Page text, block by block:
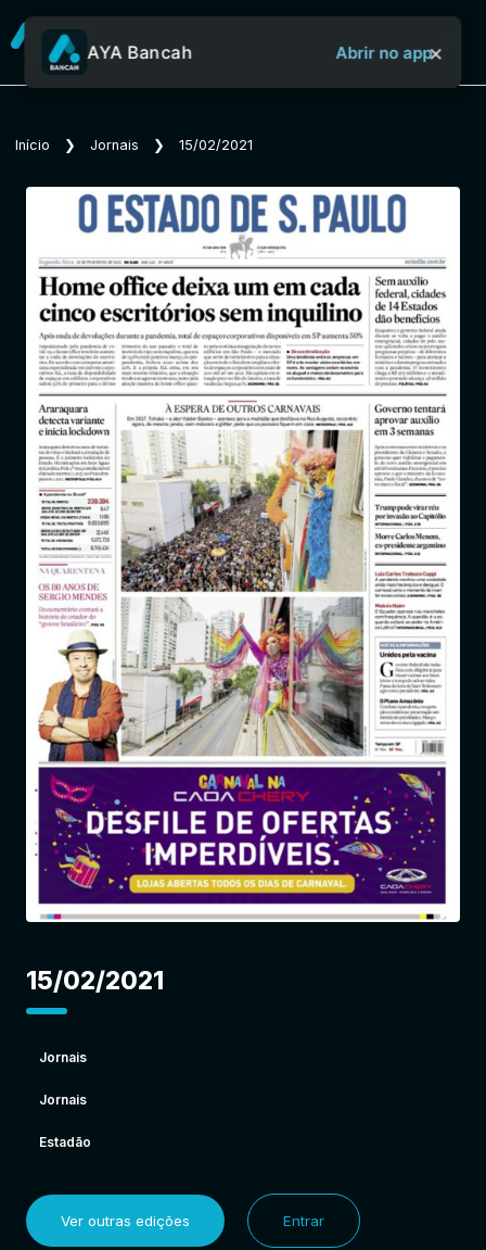
Sobre o Aya Bancah
Início
Revistas
Jornais
Notícias
Entrar
AYA Bancah Abrir no app×
Início ❯ Jornais ❯ 15/02/2021
15/02/2021
Jornais
Jornais
Estadão
Ver outras edições Entrar